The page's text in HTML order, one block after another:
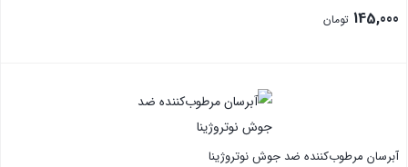
145,000 تومان
آبرسان مرطوب‌کننده ضد جوش نوتروژینا